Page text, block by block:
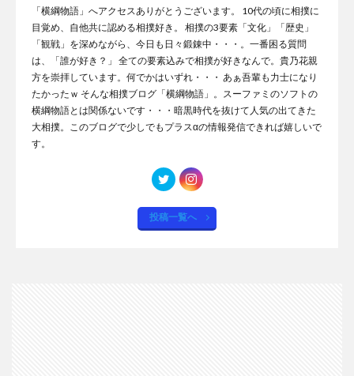
「横綱物語」へアクセスありがとうございます。 10代の頃に相撲に
目覚め、自他共に認める相撲好き。 相撲の3要素「文化」「歴史」
「観戦」を深めながら、今日も日々鍛錬中・・・。一番困る質問
は、「誰が好き？」 全ての要素込みで相撲が好きなんで。貴乃花親
方を崇拝しています。何でかはいずれ・・・ あぁ吾輩も力士になり
たかったｗ そんな相撲ブログ「横綱物語」。スーファミのソフトの
横綱物語とは関係ないです・・・暗黒時代を抜けて人気の出てきた
大相撲。このブログで少しでもプラスαの情報発信できれば嬉しいで
す。
投稿一覧へ